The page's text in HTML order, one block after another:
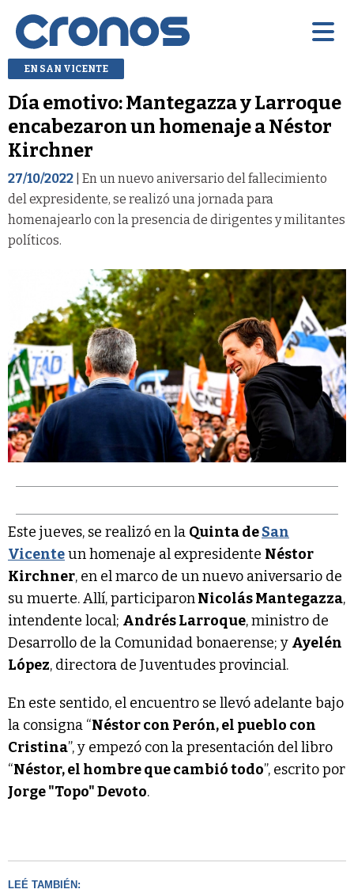
EN SAN VICENTE
Día emotivo: Mantegazza y Larroque
encabezaron un homenaje a Néstor
Kirchner
27/10/2022 | En un nuevo aniversario del fallecimiento
del expresidente, se realizó una jornada para
homenajearlo con la presencia de dirigentes y militantes
políticos.
Este jueves, se realizó en la Quinta deSan
Vicenteun homenaje al expresidente Néstor
Kirchner, en el marco de un nuevo aniversario de
su muerte. Allí, participaronNicolás Mantegazza,
intendente local; Andrés Larroque, ministro de
Desarrollo de la Comunidad bonaerense; y Ayelén
López, directora de Juventudes provincial.
En este sentido, el encuentro se llevó adelante bajo
la consigna “Néstor con Perón, el pueblo con
Cristina”, y empezó con la presentación del libro
“Néstor, el hombre que cambió todo”, escrito por
Jorge "Topo" Devoto.
LEÉ TAMBIÉN: